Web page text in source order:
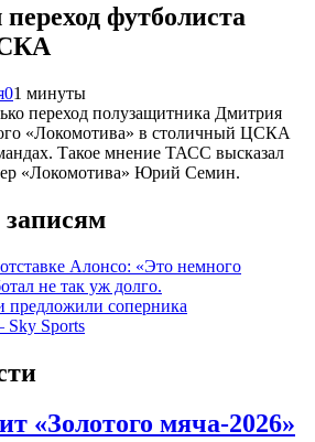
футболиста
01 минуты
переход полузащитника Дмитрия
«Локомотива» в столичный ЦСКА
Такое мнение ТАСС высказал
«Локомотива» Юрий Семин.
Алонсо: «Это немного
не так уж долго.
соперника
Sky Sports
«Золотого мяча-2026»